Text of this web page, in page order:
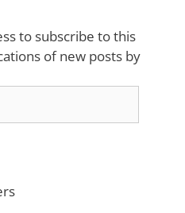
to subscribe to this
of new posts by